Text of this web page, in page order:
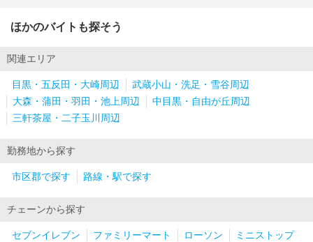
ほかのバイトも探そう
関連エリア
目黒・五反田・大崎周辺
武蔵小山・洗足・雪谷周辺
大森・蒲田・羽田・池上周辺
中目黒・自由が丘周辺
三軒茶屋・二子玉川周辺
勤務地から探す
市区郡で探す 路線・駅で探す
チェーンから探す
セブンイレブン ファミリーマート ローソン ミニストップ